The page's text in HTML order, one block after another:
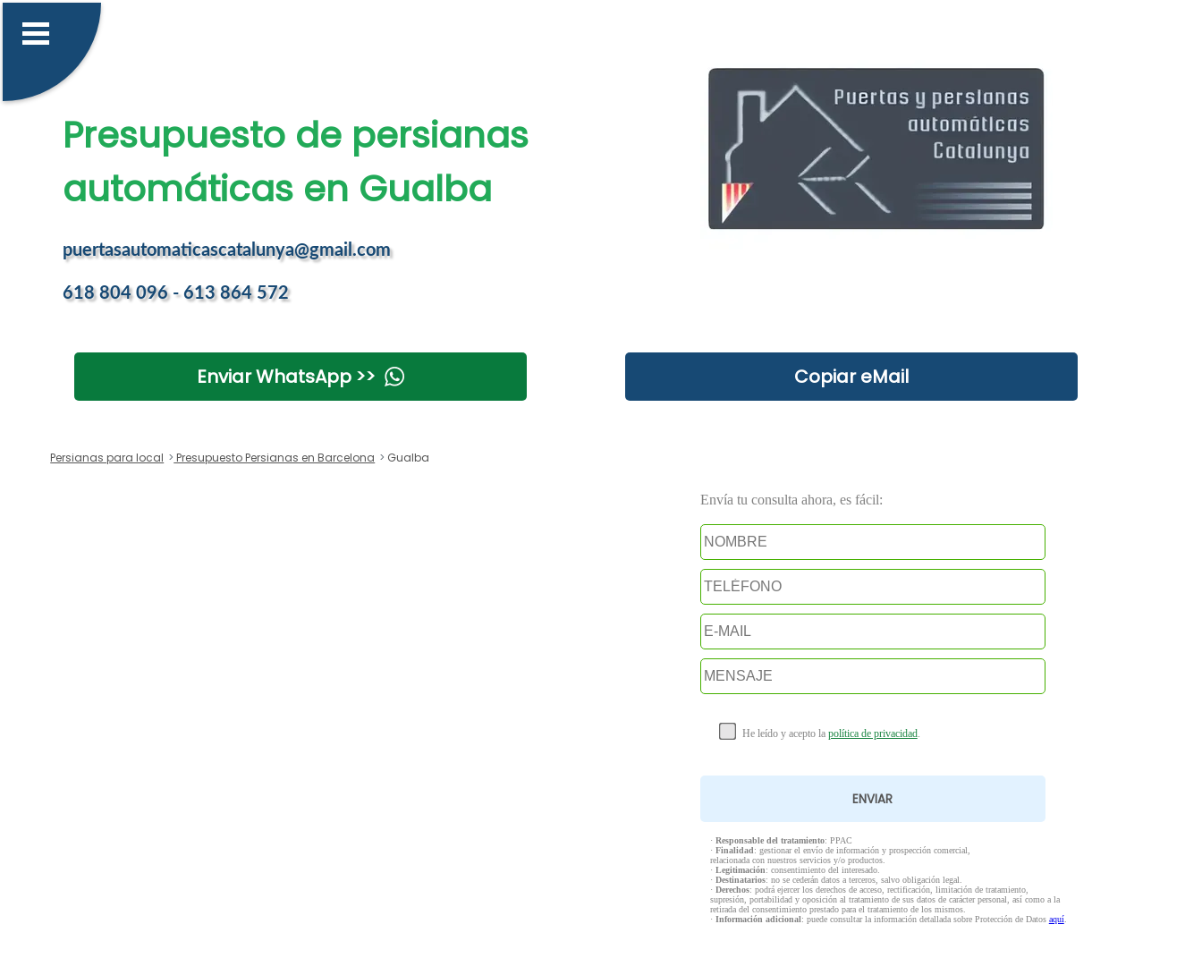
Presupuesto de persianas
automáticas en Gualba
puertasautomaticascatalunya@gmail.com
618 804 096 - 613 864 572
Enviar WhatsApp >> Copiar eMail
Persianas para local Presupuesto Persianas en Barcelona Gualba
Envía tu consulta ahora, es fácil:
He leído y acepto la política de privacidad.
· Responsable del tratamiento: PPAC
· Finalidad: gestionar el envío de información y prospección comercial,
relacionada con nuestros servicios y/o productos.
· Legitimación: consentimiento del interesado.
· Destinatarios: no se cederán datos a terceros, salvo obligación legal.
· Derechos: podrá ejercer los derechos de acceso, rectificación, limitación de tratamiento,
supresión, portabilidad y oposición al tratamiento de sus datos de carácter personal, así como a la
retirada del consentimiento prestado para el tratamiento de los mismos.
· Información adicional: puede consultar la información detallada sobre Protección de Datos aquí.